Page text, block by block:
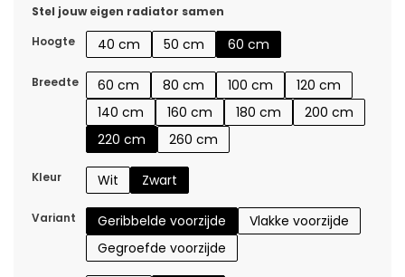
Stel jouw eigen radiator samen
Hoogte
40 cm 50 cm 60 cm
Breedte 60 cm 80 cm 100 cm
120 cm
140 cm
160 cm 180 cm
200 cm
220 cm
260 cm
Kleur Wit Zwart
Variant Geribbelde voorzijde
Vlakke voorzijde
Gegroefde voorzijde